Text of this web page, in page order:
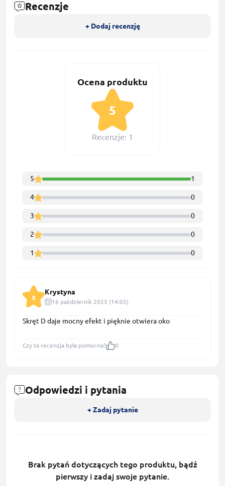
Recenzje
+ Dodaj recenzję
Ocena produktu
5
Recenzje: 1
5 1
4 0
3 0
2 0
1 0
5
Krystyna
16 październik 2025 (14:05)
Skręt D daje mocny efekt i pięknie otwiera oko
Czy ta recenzja była pomocna? 0
Odpowiedzi i pytania
+ Zadaj pytanie
Brak pytań dotyczących tego produktu, bądź
pierwszy i zadaj swoje pytanie.